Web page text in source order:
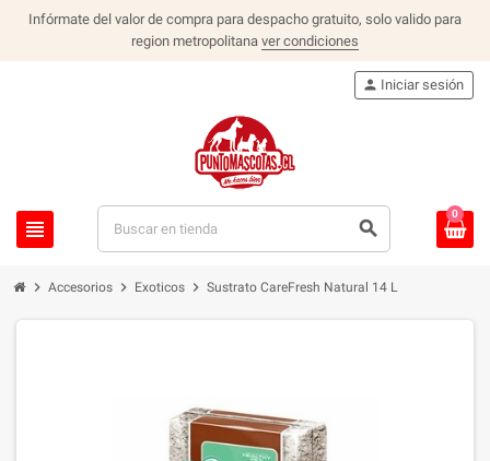
Infórmate del valor de compra para despacho gratuito, solo valido para
region metropolitana ver condiciones
view_headline search
person Iniciar sesión
0
chevron_right Accesorios chevron_right Exoticos chevron_right Sustrato CareFresh Natural 14 L